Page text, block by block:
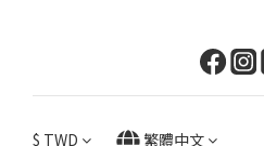
$ TWD 繁體中文